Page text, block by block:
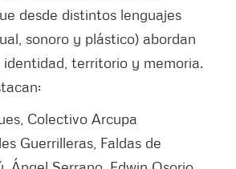
desde distintos lenguajes
sonoro y plástico) abordan
territorio y memoria.
Colectivo Arcupa
Guerrilleras, Faldas de